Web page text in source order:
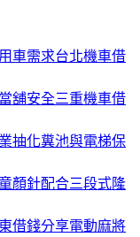
車需求台北機車借
舖安全三重機車借
抽化糞池與電梯保
顏針配合三段式隆
借錢分享電動麻將